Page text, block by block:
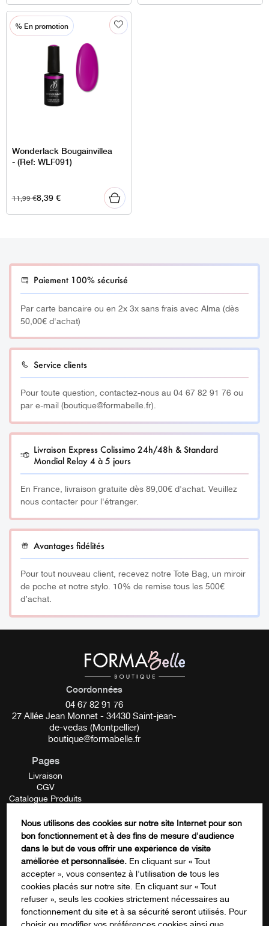
% En promotion
Wonderlack Bougainvillea
- (Ref: WLF091)
11,99€8,39€
Paiement 100% sécurisé
Par carte bancaire ou en 2x 3x sans frais avec Alma (dès
50,00€ d'achat)
Service clients
Pour toute question, contactez-nous au 04 67 82 91 76 ou
par e-mail (boutique@formabelle.fr).
Livraison Express Colissimo 24h/48h & Standard
Mondial Relay 4 à 5 jours
En France, livraison gratuite dès 89,00€ d'achat. Veuillez
nous contacter pour l'étranger.
Avantages fidélités
Pour tout nouveau client, recevez notre Tote Bag, un miroir
de poche et notre stylo. 10% de remise tous les 500€
d’achat.
Instagram
Ce champ n’est utilisé qu’à des fins de
validation et devrait rester inchangé.
Coordonnées
04 67 82 91 76
27 Allée Jean Monnet - 34430 Saint-jean-
de-vedas (Montpellier)
boutique@formabelle.fr
Pages
Livraison
CGV
Catalogue Produits
Contactez-nous
FORMATION
Nous utilisons des cookies sur notre site Internet pour son
bon fonctionnement et à des fins de mesure d'audience
dans le but de vous offrir une expérience de visite
améliorée et personnalisée. En cliquant sur « Tout
accepter », vous consentez à l'utilisation de tous les
cookies placés sur notre site. En cliquant sur « Tout
refuser », seuls les cookies strictement nécessaires au
fonctionnement du site et à sa sécurité seront utilisés. Pour